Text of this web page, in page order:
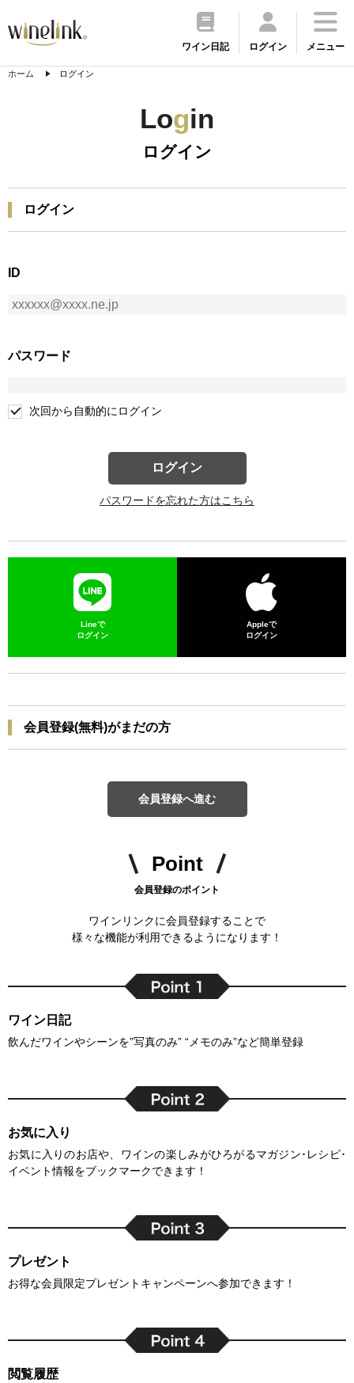
ワイン日記 ログイン メニュー
ホーム ログイン
Login
ログイン
ログイン
ID
パスワード
次回から自動的にログイン
ログイン
パスワードを忘れた方はこちら
Lineで
ログイン
Appleで
ログイン
会員登録(無料)がまだの方
会員登録へ進む
Point
会員登録のポイント
ワインリンクに会員登録することで
様々な機能が利用できるようになります！
ワイン日記
飲んだワインやシーンを”写真のみ” “メモのみ”など簡単登録
お気に入り
お気に入りのお店や、ワインの楽しみがひろがるマガジン･レシピ･
イベント情報をブックマークできます！
プレゼント
お得な会員限定プレゼントキャンペーンへ参加できます！
閲覧履歴